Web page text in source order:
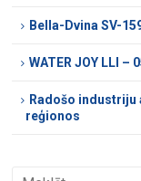
Bella-Dvina SV-
WATER JOY LLI –
Radošo
reģionos